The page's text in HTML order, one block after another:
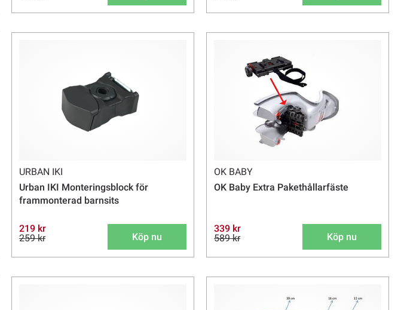
URBAN IKI
Urban IKI Monteringsblock för
frammonterad barnsits
219 kr
259 kr
Köp nu
OK BABY
OK Baby Extra Pakethållarfäste
339 kr
589 kr
Köp nu